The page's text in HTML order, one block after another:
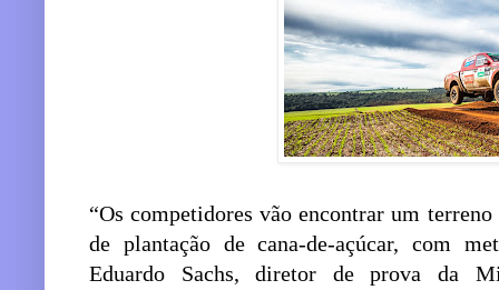
“Os competidores vão encontrar um
de plantação de cana-de-açúcar, com
Eduardo Sachs, diretor de prova da